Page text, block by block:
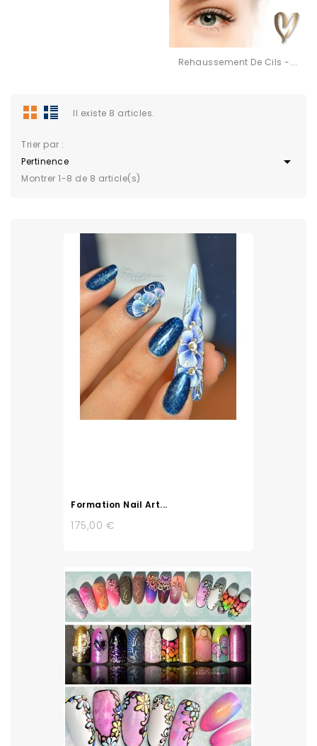
Rehaussement De Cils -...
Il existe 8 articles.
Trier par :
Pertinence

Montrer 1-8 de 8 article(s)
Formation Nail Art...
175,00 €